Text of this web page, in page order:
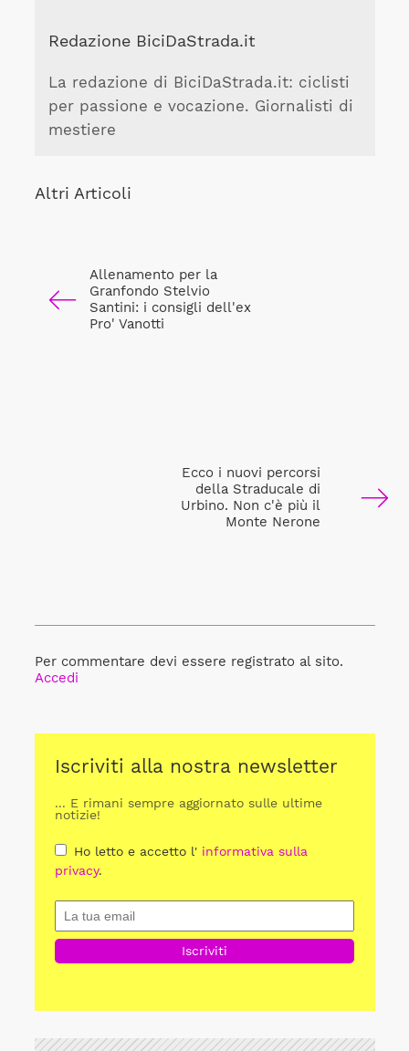
Redazione BiciDaStrada.it
La redazione di BiciDaStrada.it: ciclisti
per passione e vocazione. Giornalisti di
mestiere
Altri Articoli
Allenamento per la
Granfondo Stelvio
Santini: i consigli dell'ex
Pro' Vanotti
Ecco i nuovi percorsi
della Straducale di
Urbino. Non c'è più il
Monte Nerone
Per commentare devi essere registrato al sito.
Accedi
Iscriviti alla nostra newsletter
... E rimani sempre aggiornato sulle ultime
notizie!
Ho letto e accetto l' informativa sulla
privacy.